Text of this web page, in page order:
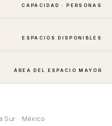
CAPACIDAD · PERSONAS
ESPACIOS DISPONIBLES
ÁREA DEL ESPACIO MAYOR
Sur · México